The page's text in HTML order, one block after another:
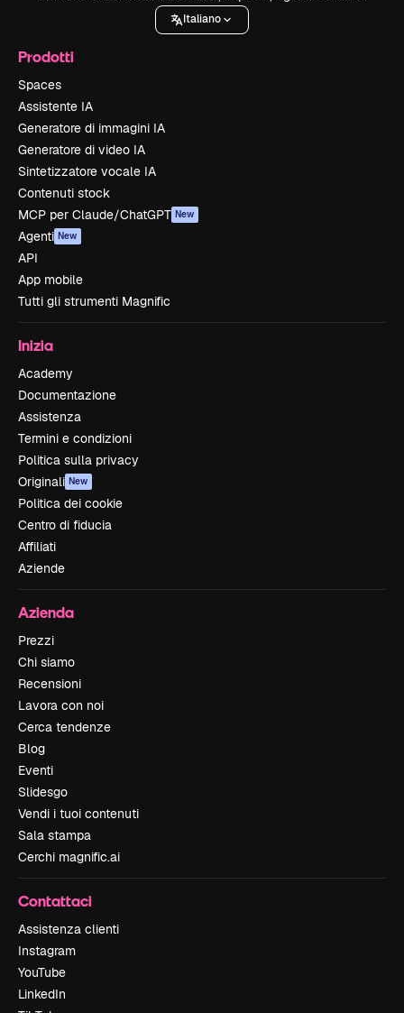
Italiano
Prodotti
Spaces
Assistente IA
Generatore di immagini IA
Generatore di video IA
Sintetizzatore vocale IA
Contenuti stock
MCP per Claude/ChatGPT New
Agenti New
API
App mobile
Tutti gli strumenti Magnific
Inizia
Academy
Documentazione
Assistenza
Termini e condizioni
Politica sulla privacy
Originali New
Politica dei cookie
Centro di fiducia
Affiliati
Aziende
Azienda
Prezzi
Chi siamo
Recensioni
Lavora con noi
Cerca tendenze
Blog
Eventi
Slidesgo
Vendi i tuoi contenuti
Sala stampa
Cerchi magnific.ai
Contattaci
Assistenza clienti
Instagram
YouTube
LinkedIn